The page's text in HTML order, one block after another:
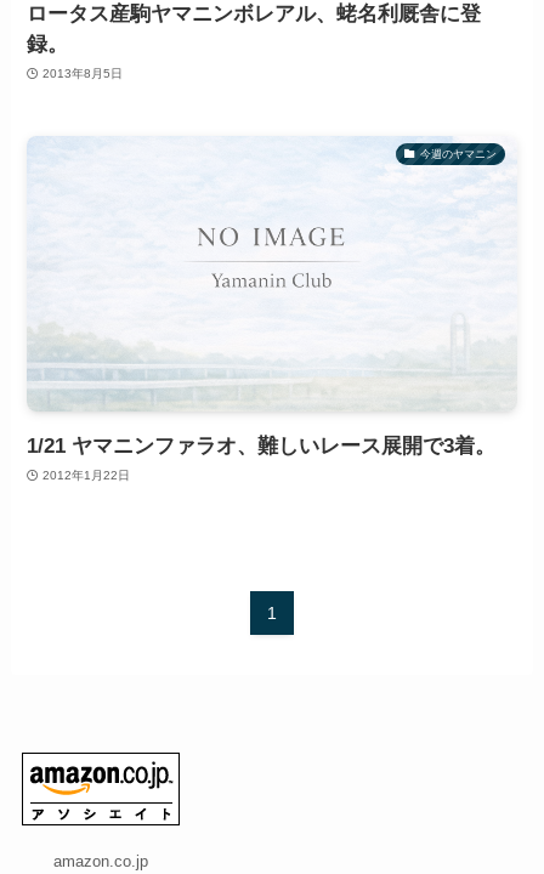
ロータス産駒ヤマニンボレアル、蛯名利厩舎に登
録。
2013年8月5日
今週のヤマニン
1/21 ヤマニンファラオ、難しいレース展開で3着。
2012年1月22日
1
amazon.co.jp